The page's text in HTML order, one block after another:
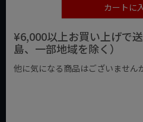
カートに
¥6,000以上お買い上げで
島、一部地域を除く）
他に気になる商品はございません